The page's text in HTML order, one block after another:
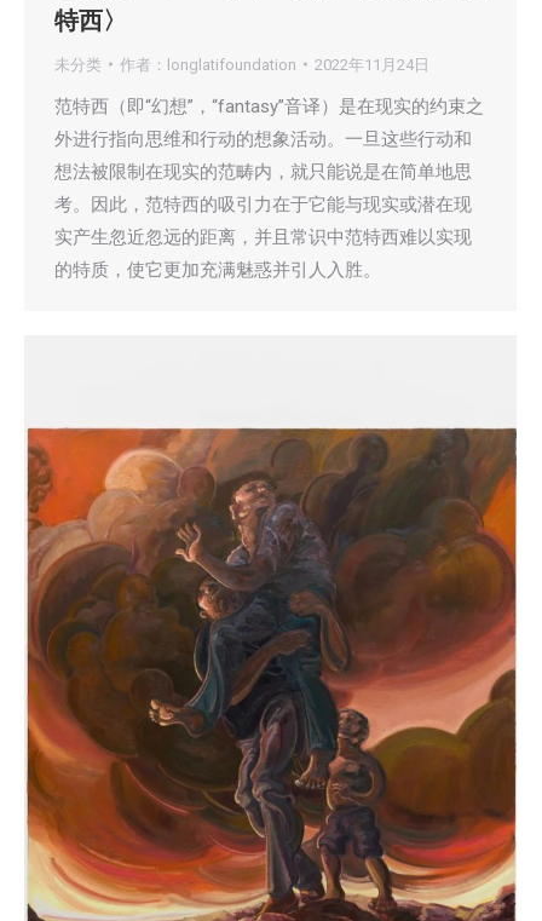
特西〉
未分类 作者： longlatifoundation 2022年11月24日
范特西（即“幻想”，“fantasy”音译）是在现实的约束之
外进行指向思维和行动的想象活动。一旦这些行动和
想法被限制在现实的范畴内，就只能说是在简单地思
考。因此，范特西的吸引力在于它能与现实或潜在现
实产生忽近忽远的距离，并且常识中范特西难以实现
的特质，使它更加充满魅惑并引人入胜。